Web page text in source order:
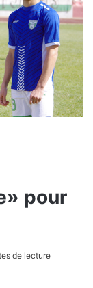
pour
de lecture